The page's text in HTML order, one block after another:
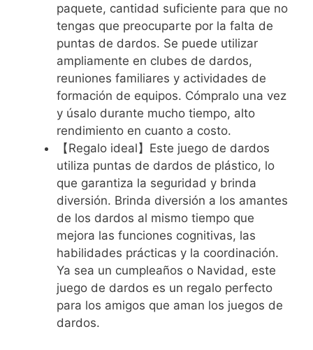
paquete, cantidad suficiente para que no
tengas que preocuparte por la falta de
puntas de dardos. Se puede utilizar
ampliamente en clubes de dardos,
reuniones familiares y actividades de
formación de equipos. Cómpralo una vez
y úsalo durante mucho tiempo, alto
rendimiento en cuanto a costo.
【Regalo ideal】Este juego de dardos
utiliza puntas de dardos de plástico, lo
que garantiza la seguridad y brinda
diversión. Brinda diversión a los amantes
de los dardos al mismo tiempo que
mejora las funciones cognitivas, las
habilidades prácticas y la coordinación.
Ya sea un cumpleaños o Navidad, este
juego de dardos es un regalo perfecto
para los amigos que aman los juegos de
dardos.